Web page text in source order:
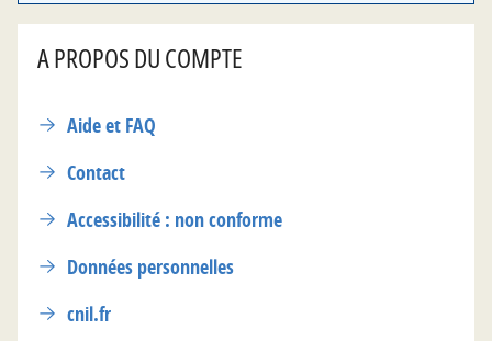
A PROPOS DU COMPTE
Aide et FAQ
Contact
Accessibilité : non conforme
Données personnelles
cnil.fr